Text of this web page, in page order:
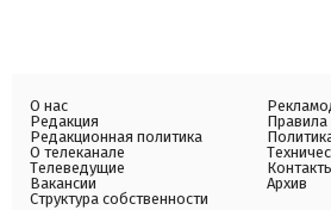
О нас
Редакция
Редакционная политика
О телеканале
Телеведущие
Вакансии
Структура собственности
Правила
Архив